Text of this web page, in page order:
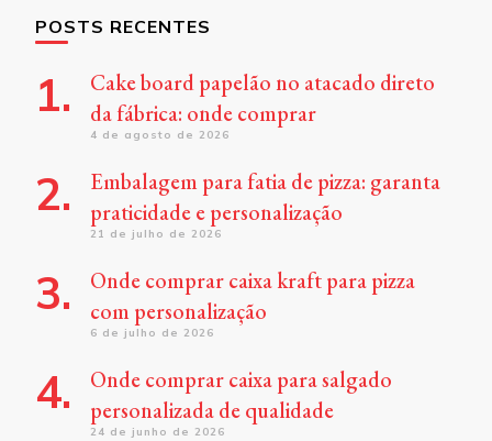
POSTS RECENTES
Cake board papelão no atacado direto
da fábrica: onde comprar
4 de agosto de 2026
Embalagem para fatia de pizza: garanta
praticidade e personalização
21 de julho de 2026
Onde comprar caixa kraft para pizza
com personalização
6 de julho de 2026
Onde comprar caixa para salgado
personalizada de qualidade
24 de junho de 2026